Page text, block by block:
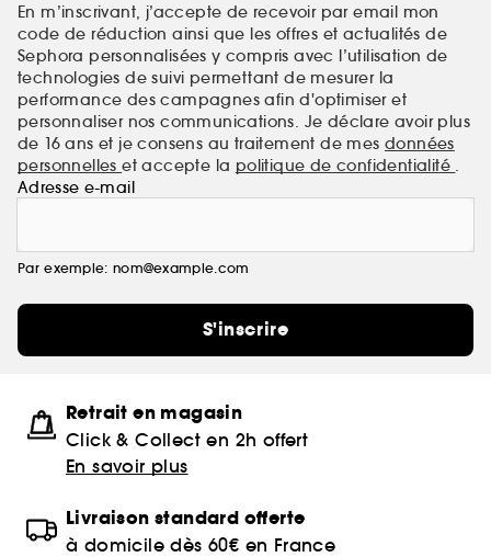
En m’inscrivant, j’accepte de recevoir par email mon
code de réduction ainsi que les offres et actualités de
Sephora personnalisées y compris avec l’utilisation de
technologies de suivi permettant de mesurer la
performance des campagnes afin d'optimiser et
personnaliser nos communications. Je déclare avoir plus
de 16 ans et je consens au traitement de mes données
personnelleset accepte la politique de confidentialité .
Adresse e-mail
Par exemple: nom@example.com
S'inscrire
Retrait en magasin
Click & Collect en 2h offert
En savoir plus
Livraison standard offerte
à domicile dès 60€ en France